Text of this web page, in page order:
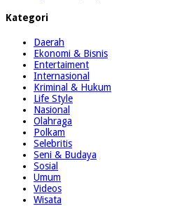
Kategori
Daerah
Ekonomi & Bisnis
Entertaiment
Internasional
Kriminal & Hukum
Life Style
Nasional
Olahraga
Polkam
Selebritis
Seni & Budaya
Sosial
Umum
Videos
Wisata